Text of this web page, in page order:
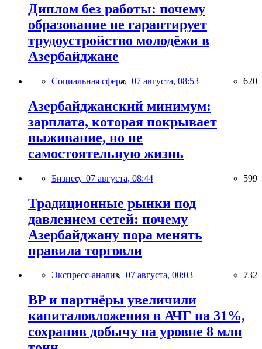
Диплом без работы: почему
образование не гарантирует
трудоустройство молодёжи в
Азербайджане
Социальная сфера, 07 августа, 08:53 620
Азербайджанский минимум:
зарплата, которая покрывает
выживание, но не
самостоятельную жизнь
Бизнес, 07 августа, 08:44 599
Традиционные рынки под
давлением сетей: почему
Азербайджану пора менять
правила торговли
Экспресс-анализ, 07 августа, 00:03 732
BP и партнёры увеличили
капиталовложения в АЧГ на 31%,
сохранив добычу на уровне 8 млн